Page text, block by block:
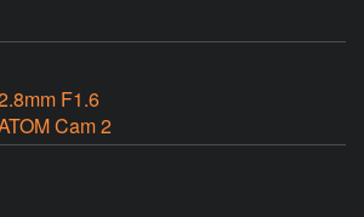
F1.6
Cam 2